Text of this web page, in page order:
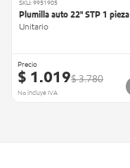
SKU: 9951905
Plumilla auto 22" STP 1 pieza
Unitario
Precio
$ 1.019$ 3.780
No incluye IVA